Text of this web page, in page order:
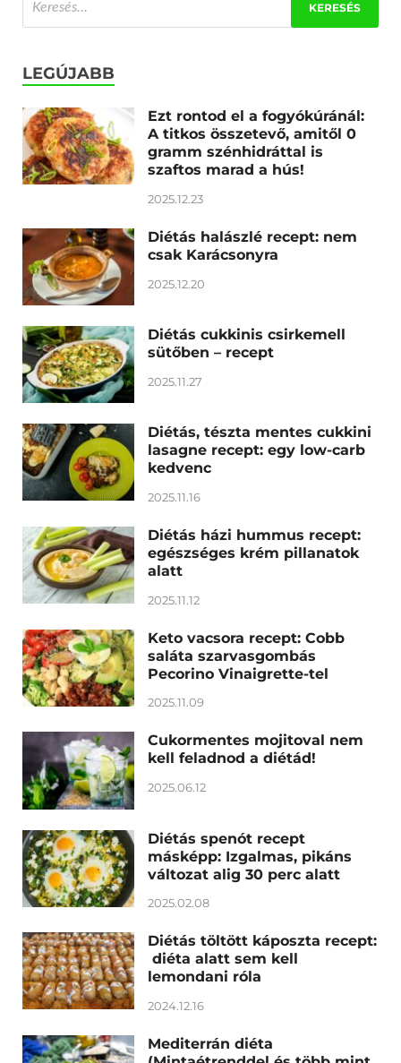
LEGÚJABB
Ezt rontod el a fogyókúránál:
A titkos összetevő, amitől 0
gramm szénhidráttal is
szaftos marad a hús!
2025.12.23
Diétás halászlé recept: nem
csak Karácsonyra
2025.12.20
Diétás cukkinis csirkemell
sütőben – recept
2025.11.27
Diétás, tészta mentes cukkini
lasagne recept: egy low-carb
kedvenc
2025.11.16
Diétás házi hummus recept:
egészséges krém pillanatok
alatt
2025.11.12
Keto vacsora recept: Cobb
saláta szarvasgombás
Pecorino Vinaigrette-tel
2025.11.09
Cukormentes mojitoval nem
kell feladnod a diétád!
2025.06.12
Diétás spenót recept
másképp: Izgalmas, pikáns
változat alig 30 perc alatt
2025.02.08
Diétás töltött káposzta recept:
diéta alatt sem kell
lemondani róla
2024.12.16
Mediterrán diéta